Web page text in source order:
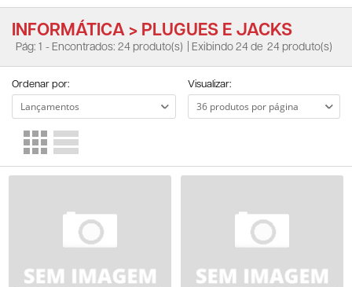
INFORMÁTICA > PLUGUES E JACKS
Pág: 1 - Encontrados: 24 produto(s) | Exibindo 24 de 24 produto(s)
Ordenar por: Visualizar: